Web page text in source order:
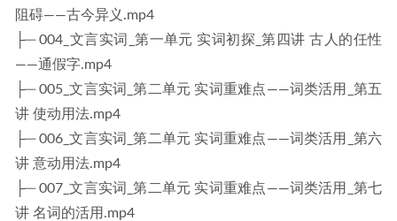
阻碍——古今异义.mp4
├─ 004_文言实词_第一单元 实词初探_第四讲 古人的任性
——通假字.mp4
├─ 005_文言实词_第二单元 实词重难点——词类活用_第五
讲 使动用法.mp4
├─ 006_文言实词_第二单元 实词重难点——词类活用_第六
讲 意动用法.mp4
├─ 007_文言实词_第二单元 实词重难点——词类活用_第七
讲 名词的活用.mp4